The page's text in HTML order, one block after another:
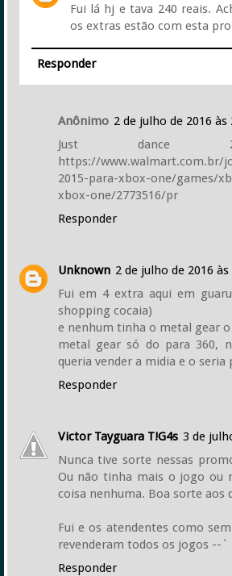
Fui lá hj e tava 240 reais.
os extras estão com esta
Responder
Anônimo 2 de julho de 2016 às
Just dance
https://www.walmart.com.br/
2015-para-xbox-one/games/
xbox-one/2773516/pr
Responder
Unknown 2 de julho de 2016 às
Fui em 4 extra aqui em
shopping cocaia)
e nenhum tinha o metal gear o
metal gear só do para 360,
queria vender a midia e o seria
Responder
Victor Tayguara T!G4s 3 de
Nunca tive sorte nessas
Ou não tinha mais o jogo ou
coisa nenhuma. Boa sorte aos
Fui e os atendentes como
revenderam todos os jogos --`
Responder